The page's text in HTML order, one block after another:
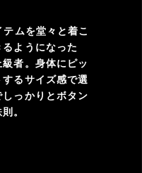
ムを堂々と着こ
ようになった
者。身体にピッ
るサイズ感で選
っかりとボタン
。